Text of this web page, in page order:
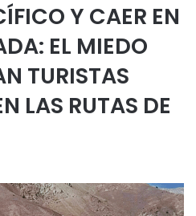
Y CAER EN
EL MIEDO
TURISTAS
LAS RUTAS DE